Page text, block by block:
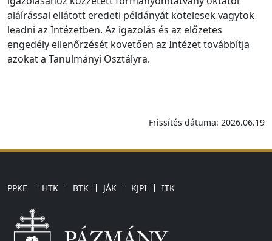
aláírással ellátott eredeti példányát kötelesek vagytok
leadni az Intézetben. Az igazolás és az előzetes
engedély ellenőrzését követően az Intézet továbbítja
azokat a Tanulmányi Osztályra.
Frissítés dátuma: 2026.06.19
PPKE HTK BTK JÁK KJPI ITK